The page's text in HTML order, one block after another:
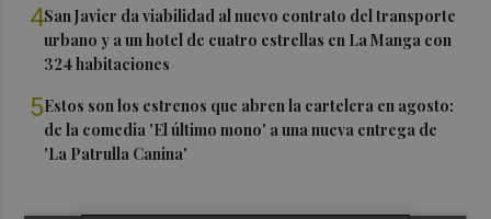
4San Javier da viabilidad al nuevo contrato del transporte
urbano y a un hotel de cuatro estrellas en La Manga con
324 habitaciones
5Estos son los estrenos que abren la cartelera en agosto:
de la comedia 'El último mono' a una nueva entrega de
'La Patrulla Canina'